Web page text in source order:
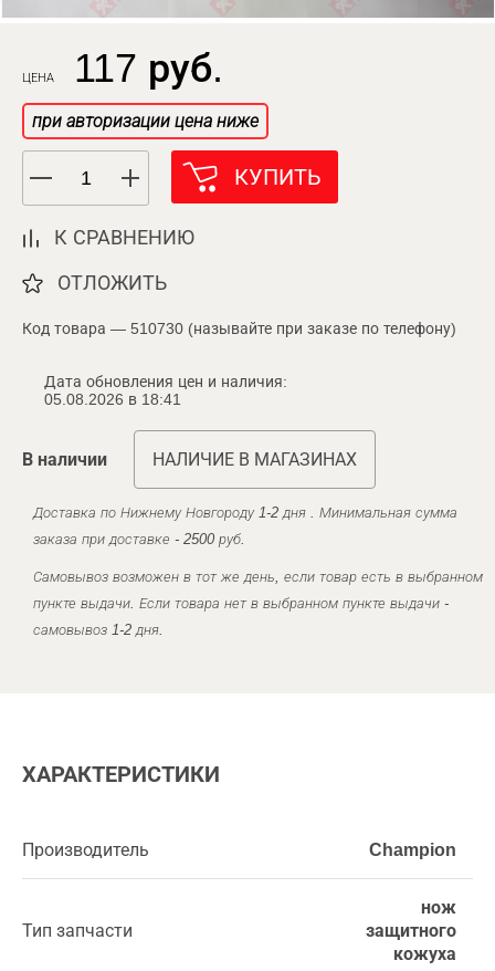
ЦЕНА 117 руб.
при авторизации цена ниже
КУПИТЬ
К СРАВНЕНИЮ
ОТЛОЖИТЬ
Код товара — 510730 (называйте при заказе по телефону)
Дата обновления цен и наличия:
05.08.2026 в 18:41
В наличии НАЛИЧИЕ В МАГАЗИНАХ
Доставка по Нижнему Новгороду 1-2 дня . Минимальная сумма
заказа при доставке - 2500 руб.
Самовывоз возможен в тот же день, если товар есть в выбранном
пункте выдачи. Если товара нет в выбранном пункте выдачи -
самовывоз 1-2 дня.
ХАРАКТЕРИСТИКИ
Производитель Champion
Тип запчасти
нож
защитного
кожуха